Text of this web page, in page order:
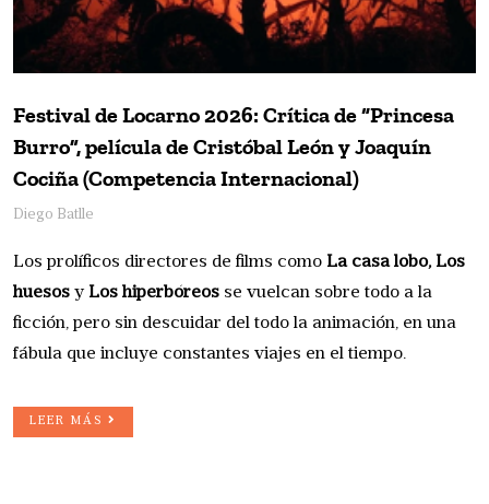
Festival de Locarno 2026: Crítica de “Princesa
Burro”, película de Cristóbal León y Joaquín
Cociña (Competencia Internacional)
Diego Batlle
Los prolíficos directores de films como La casa lobo, Los
huesos yLos hiperbóreos se vuelcan sobre todo a la
ficción, pero sin descuidar del todo la animación, en una
fábula que incluye constantes viajes en el tiempo.
LEER MÁS